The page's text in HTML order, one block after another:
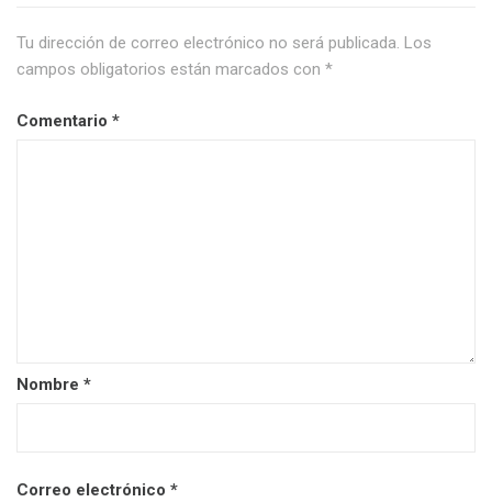
Tu dirección de correo electrónico no será publicada. Los
campos obligatorios están marcados con *
Comentario *
Nombre *
Correo electrónico *